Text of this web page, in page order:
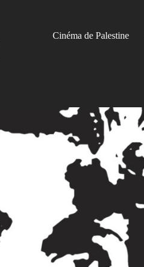
Cinéma de Palestine